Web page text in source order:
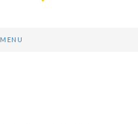
MENU